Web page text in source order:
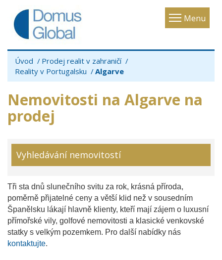
Menu
Toggle
Úvod
Prodej realit v zahraničí
Reality v Portugalsku
Algarve
Nemovitosti na Algarve na
prodej
Vyhledávání nemovitostí
Tři sta dnů slunečního svitu za rok, krásná příroda,
poměrně přijatelné ceny a větší klid než v sousedním
Španělsku lákají hlavně klienty, kteří mají zájem o luxusní
přímořské vily, golfové nemovitosti a klasické venkovské
statky s velkým pozemkem. Pro další nabídky nás
kontaktujte.